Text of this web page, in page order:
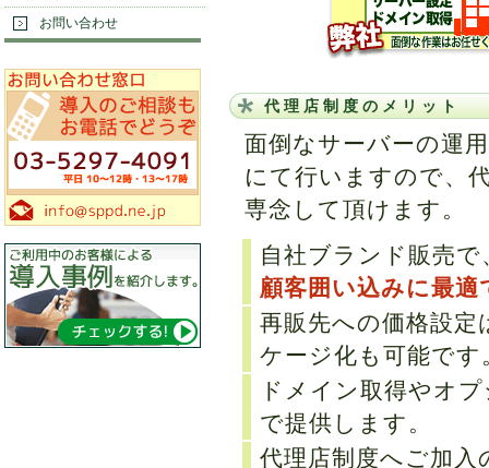
代理店制度のメリット
面倒なサーバーの運
にて行いますので、
専念して頂けます。
自社ブランド販売で
顧客囲い込みに最適
再販先への価格設
ケージ化も可能です
ドメイン取得やオ
で提供します。
代理店制度へご加入
お問い合わせ